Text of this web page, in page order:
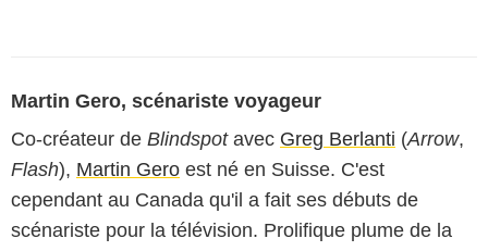
Martin Gero, scénariste voyageur
Co-créateur de Blindspotavec Greg Berlanti (Arrow,
Flash), Martin Gero est né en Suisse. C'est
cependant au Canada qu'il a fait ses débuts de
scénariste pour la télévision. Prolifique plume de la